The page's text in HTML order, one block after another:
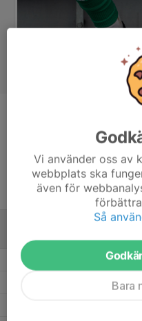
17 år
2026
Vi använder oss av
webbplats ska
även för
Så
Bara